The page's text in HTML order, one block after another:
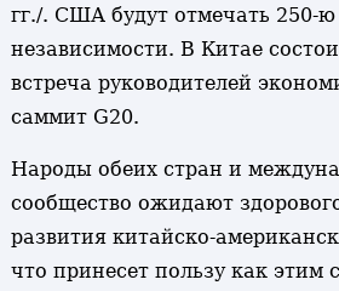
гг./. США будут отмечать 250-
независимости. В Китае
встреча руководителей
саммит G20.
Народы обеих стран и
сообщество ожидают
развития китайско-
что принесет пользу как этим